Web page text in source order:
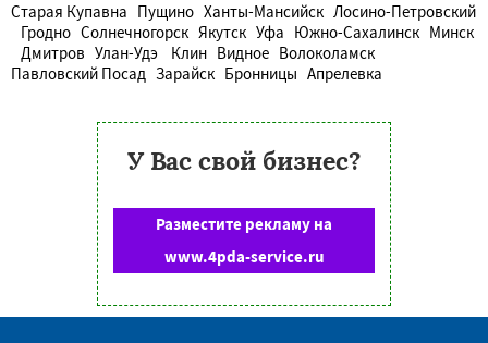
Старая Купавна Пущино Ханты-Мансийск Лосино-Петровский
Гродно Солнечногорск Якутск Уфа Южно-Сахалинск Минск
Дмитров Улан-Удэ Клин Видное Волоколамск
Павловский Посад Зарайск Бронницы Апрелевка
У Вас свой бизнес?
Разместите рекламу на
www.4pda-service.ru